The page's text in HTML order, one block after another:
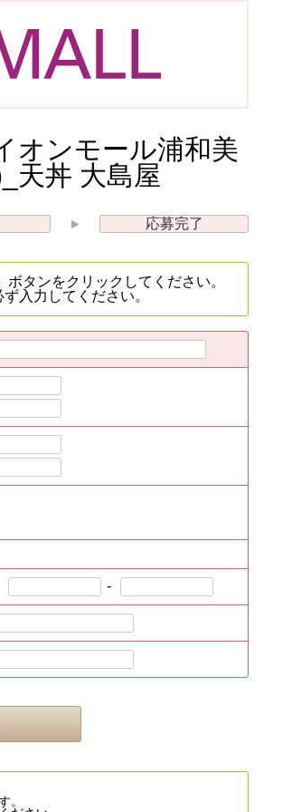
オンモール浦和美
天丼 大島屋
応募完了
タンをクリックしてください。
入力してください。
-
。